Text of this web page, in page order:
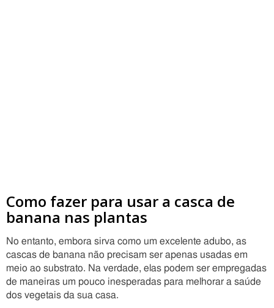
Como fazer para usar a casca de
banana nas plantas
No entanto, embora sirva como um excelente adubo, as
cascas de banana não precisam ser apenas usadas em
meio ao substrato. Na verdade, elas podem ser empregadas
de maneiras um pouco inesperadas para melhorar a saúde
dos vegetais da sua casa.